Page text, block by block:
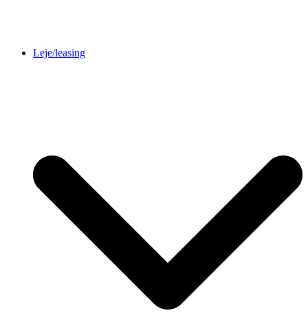
Leje/leasing